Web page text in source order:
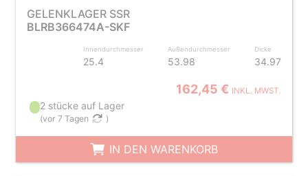
GELENKLAGER SSR
BLRB366474A-SKF
Innendurchmesser
25.4
Außendurchmesser
53.98
Dicke
34.97
162,45 € INKL. MWST.
2 stücke auf Lager
(vor 7 Tagen )
IN DEN WARENKORB